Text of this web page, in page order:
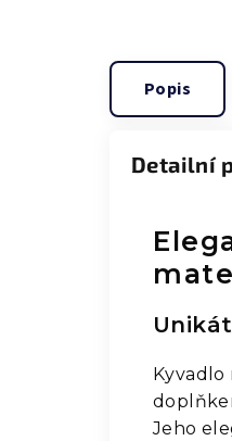
Popis
Detailní
Kyvadlo
Jeho